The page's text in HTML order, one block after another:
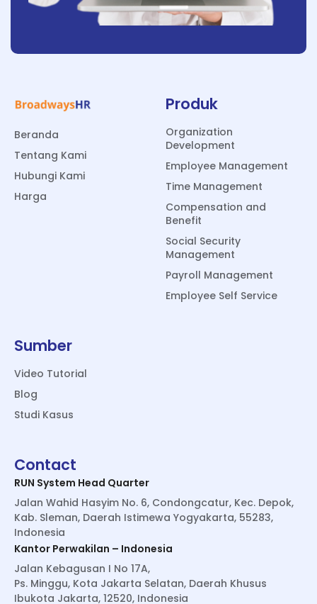
Beranda
Tentang Kami
Hubungi Kami
Harga
Produk
Organization
Development
Employee Management
Time Management
Compensation and
Benefit
Social Security
Management
Payroll Management
Employee Self Service
Sumber
Video Tutorial
Blog
Studi Kasus
Contact
RUN System Head Quarter
Jalan Wahid Hasyim No. 6, Condongcatur, Kec. Depok,
Kab. Sleman, Daerah Istimewa Yogyakarta, 55283,
Indonesia
Kantor Perwakilan – Indonesia
Jalan Kebagusan I No 17A,
Ps. Minggu, Kota Jakarta Selatan, Daerah Khusus
Ibukota Jakarta, 12520, Indonesia